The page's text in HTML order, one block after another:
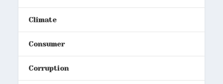
Climate
Consumer
Corruption